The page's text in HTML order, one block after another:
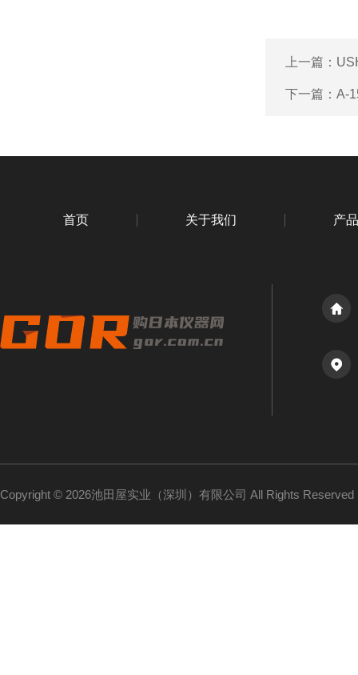
上一篇：
下一篇： A-
首页 关于我们 产
Copyright © 2026池田屋实业（深圳）有限公司 All Rights